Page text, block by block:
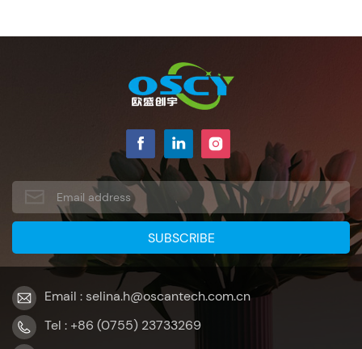
Email : selina.h@oscantech.com.cn
Tel : +86 (0755) 23733269